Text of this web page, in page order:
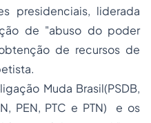
presidenciais, liderada
de "abuso do poder
de recursos de
Muda Brasil(PSDB,
PEN, PTC e PTN) e os